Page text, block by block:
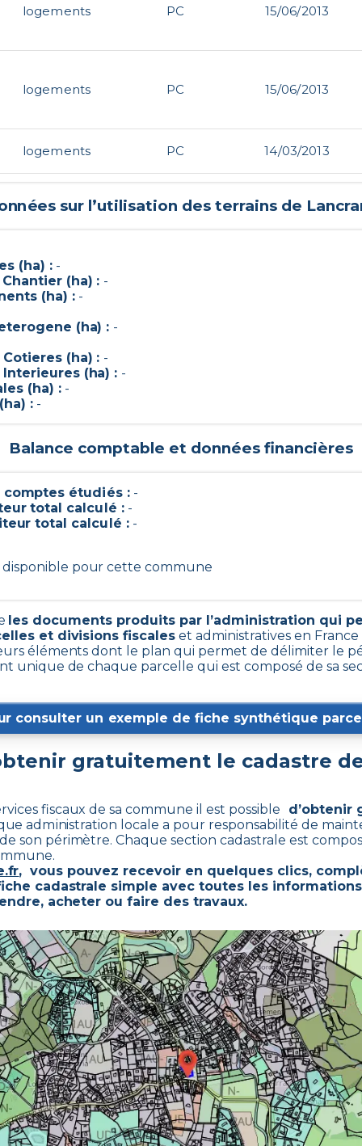
logements PC 15/06/2013
logements PC 15/06/2013
logements PC 14/03/2013
sur l’utilisation des terrains de
(ha) : -
(ha) : -
(ha) : -
(ha) : -
(ha) : -
(ha) : -
(ha) : -
: -
Balance comptable et données financières
comptes étudiés : -
total calculé : -
total calculé : -
pour cette commune
les documents produits par l’administration qui
et divisions fiscales et administratives en
éléments dont le plan qui permet de délimiter le
unique de chaque parcelle qui est composé de sa
consulter un exemple de fiche synthétique
gratuitement le cadastre
fiscaux de sa commune il est possible d’obtenir
administration locale a pour responsabilité de
son périmètre. Chaque section cadastrale est
, vous pouvez recevoir en quelques clics,
cadastrale simple avec toutes les
acheter ou faire des travaux.